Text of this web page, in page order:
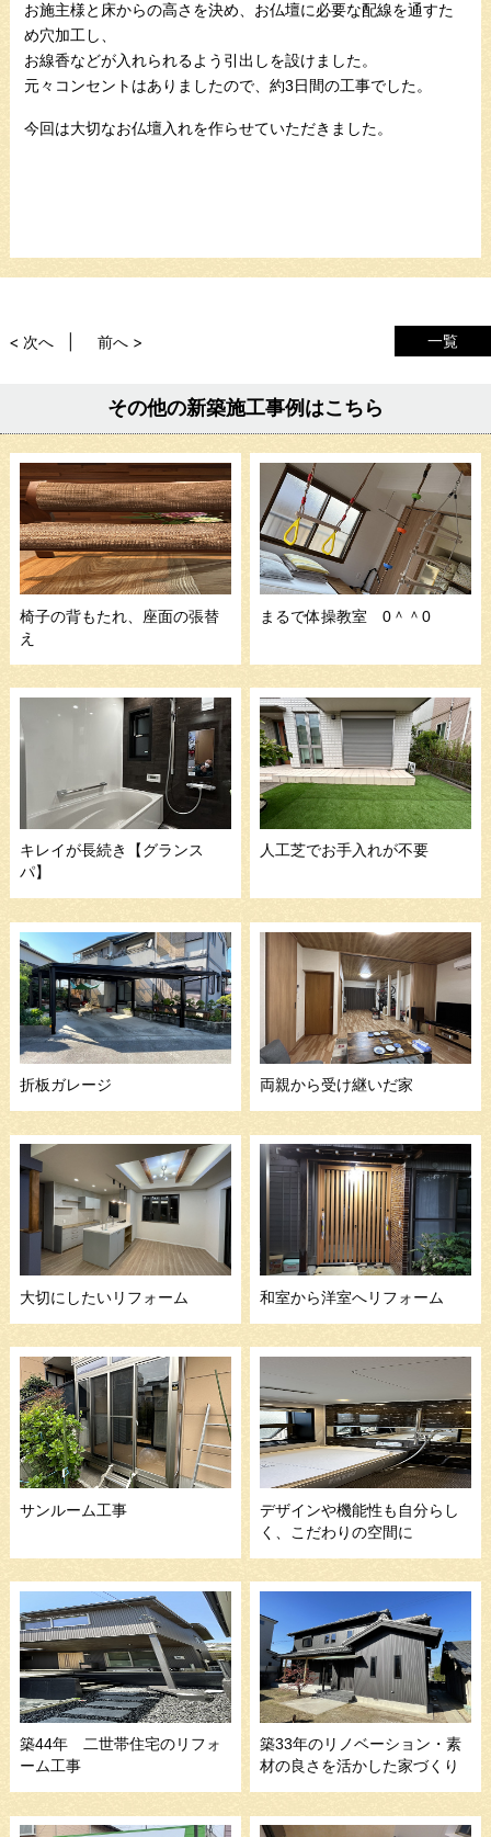
お施主様と床からの高さを決め、お仏壇に必要な配線を通すた
め穴加工し、
お線香などが入れられるよう引出しを設けました。
元々コンセントはありましたので、約3日間の工事でした。
今回は大切なお仏壇入れを作らせていただきました。
一覧
< 次へ 前へ >
その他の新築施工事例はこちら
椅子の背もたれ、座面の張替
え
まるで体操教室 0＾＾0
キレイが長続き【グランス
パ】
人工芝でお手入れが不要
折板ガレージ 両親から受け継いだ家
大切にしたいリフォーム 和室から洋室へリフォーム
サンルーム工事
デザインや機能性も自分らし
く、こだわりの空間に
築44年 二世帯住宅のリフォ
ーム工事
築33年のリノベーション・素
材の良さを活かした家づくり